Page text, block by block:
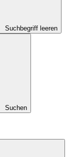
Suchbegriff leeren
Suchen